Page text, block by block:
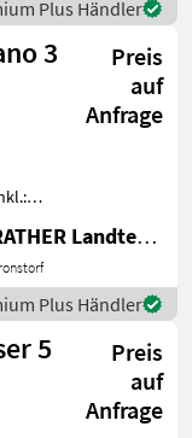
Plus Händler
3
Preis
auf
Anfrage
HOCHRATHER Landtechnik GmbH
Plus Händler
5
Preis
auf
Anfrage